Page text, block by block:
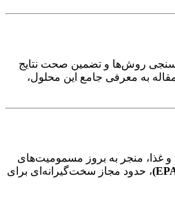
روش‌ها و تضمین صحت نتایج
به معرفی جامع این محلول،
غذا، منجر به بروز مسمومیت‌های
، حدود مجاز سخت‌گیرانه‌ای برای